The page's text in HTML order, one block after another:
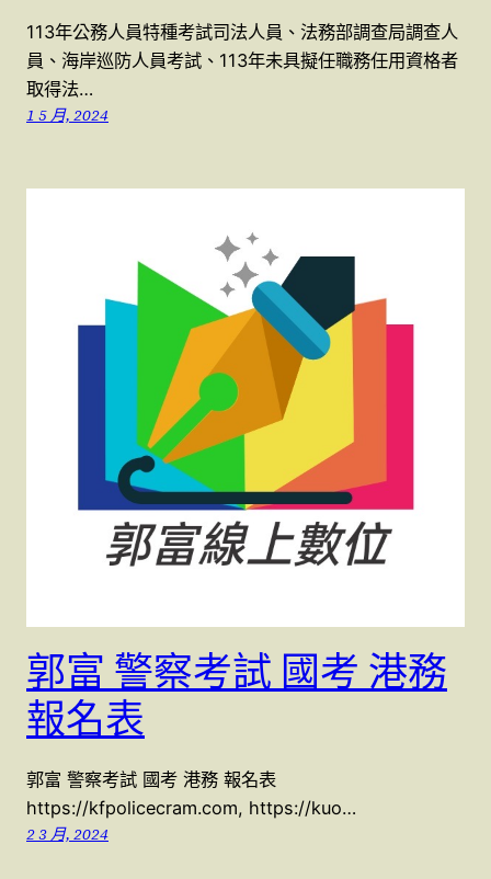
113年公務人員特種考試司法人員、法務部調查局調查人
員、海岸巡防人員考試、113年未具擬任職務任用資格者
取得法…
1 5 月, 2024
郭富 警察考試 國考 港務
報名表
郭富 警察考試 國考 港務 報名表
https://kfpolicecram.com, https://kuo…
2 3 月, 2024